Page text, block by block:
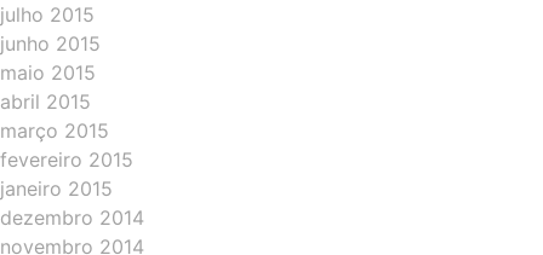
julho 2015
junho 2015
maio 2015
abril 2015
março 2015
fevereiro 2015
janeiro 2015
dezembro 2014
novembro 2014